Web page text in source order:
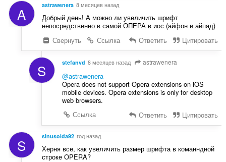
A astrawenera 8 месяцев назад
Добрый день! А можно ли увеличить шрифт
непосредственно в самой ОПЕРА в иос (айфон и айпад)
Свернуть
Ссылка Ответить Цитировать
S stefanvd 8 месяцев назад astrawenera
@astrawenera
Opera does not support Opera extensions on iOS
mobile devices. Opera extensions is only for desktop
web browsers.
Ссылка
Ответить Цитировать
S sinusoida92 год назад
Херня все, как увеличить размер шрифта в команндной
строке OPERA?